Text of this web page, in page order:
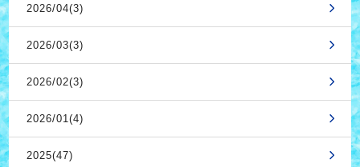
2026/04(3)
2026/03(3)
2026/02(3)
2026/01(4)
2025(47)